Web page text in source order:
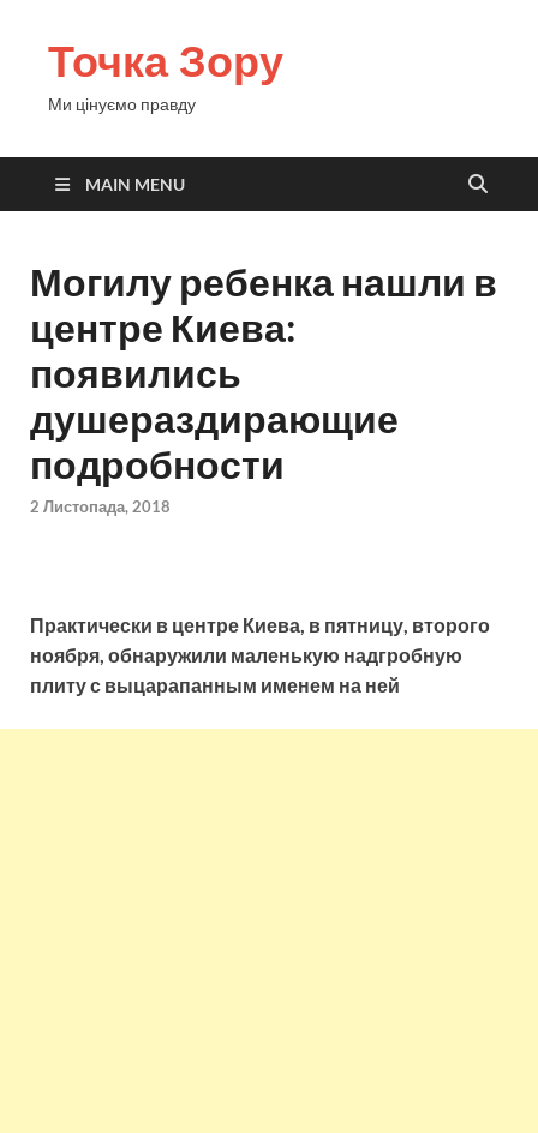
Точка Зору
Ми цінуємо правду
MAIN MENU
Могилу ребенка нашли в
центре Киева:
появились
душераздирающие
подробности
2 Листопада, 2018
Практически в центре Киева, в пятницу, второго
ноября, обнаружили маленькую надгробную
плиту с выцарапанным именем на ней